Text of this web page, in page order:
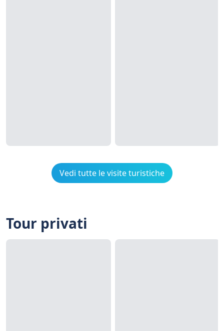
Vedi tutte le visite turistiche
Tour privati